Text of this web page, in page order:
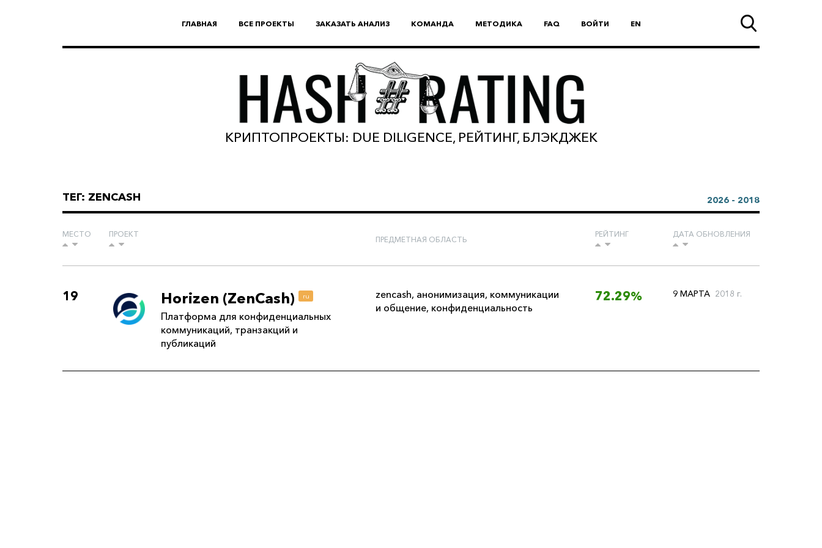
ГЛАВНАЯ ВСЕ ПРОЕКТЫ ЗАКАЗАТЬ АНАЛИЗ КОМАНДА МЕТОДИКА FAQ ВОЙТИ EN
КРИПТОПРОЕКТЫ: DUE DILIGENCE, РЕЙТИНГ, БЛЭКДЖЕК
ТЕГ: ZENCASH 2026 - 2018
МЕСТО ПРОЕКТ
ПРЕДМЕТНАЯ ОБЛАСТЬ
РЕЙТИНГ ДАТА ОБНОВЛЕНИЯ
19 Horizen (ZenCash) ru
Платформа для конфиденциальных
коммуникаций, транзакций и
публикаций
zencash, анонимизация, коммуникации
и общение, конфиденциальность
72.29% 9 МАРТА 2018 г.